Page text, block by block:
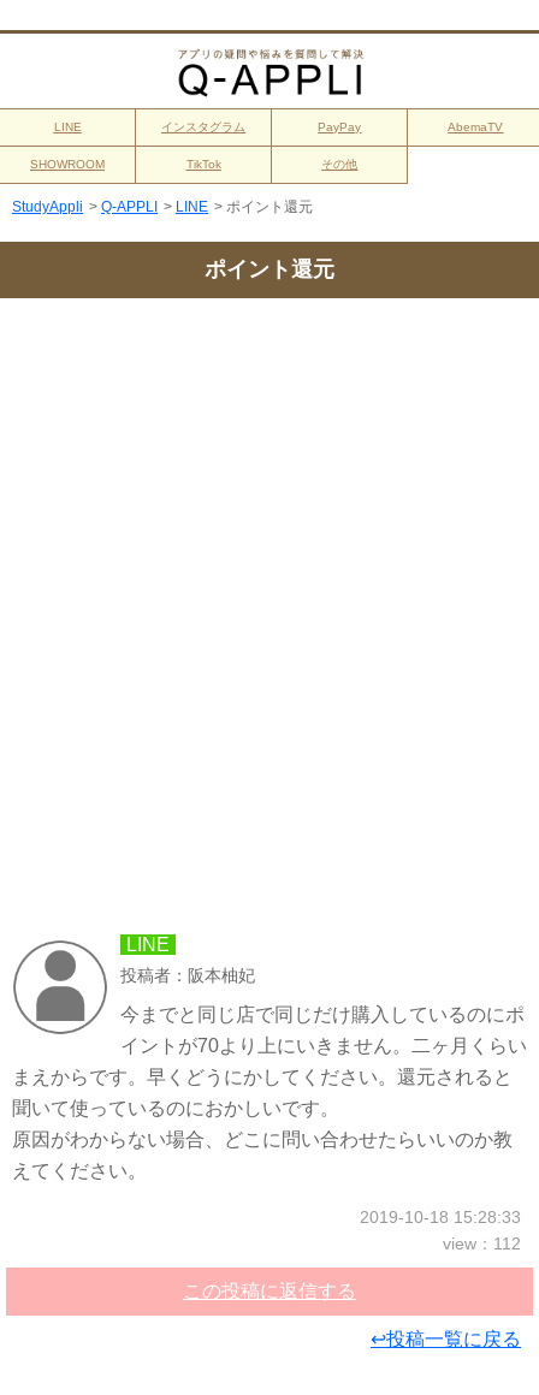
LINE インスタグラム PayPay AbemaTV
SHOWROOM TikTok その他
StudyAppli > Q-APPLI > LINE > ポイント還元
ポイント還元
LINE
投稿者：阪本柚妃
今までと同じ店で同じだけ購入しているのにポ
イントが70より上にいきません。二ヶ月くらい
まえからです。早くどうにかしてください。還元されると
聞いて使っているのにおかしいです。
原因がわからない場合、どこに問い合わせたらいいのか教
えてください。
2019-10-18 15:28:33
view：112
この投稿に返信する
↩投稿一覧に戻る